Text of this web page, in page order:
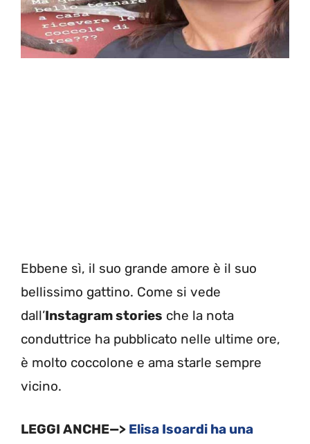
Ebbene sì, il suo grande amore è il suo
bellissimo gattino. Come si vede
dall’Instagram stories che la nota
conduttrice ha pubblicato nelle ultime ore,
è molto coccolone e ama starle sempre
vicino.
LEGGI ANCHE—> Elisa Isoardi ha una